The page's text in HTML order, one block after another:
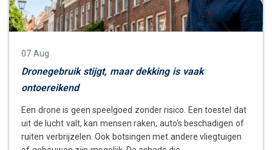
07 Aug
Dronegebruik stijgt, maar dekking is vaak
ontoereikend
Een drone is geen speelgoed zonder risico. Een toestel dat
uit de lucht valt, kan mensen raken, auto's beschadigen of
ruiten verbrijzelen. Ook botsingen met andere vliegtuigen